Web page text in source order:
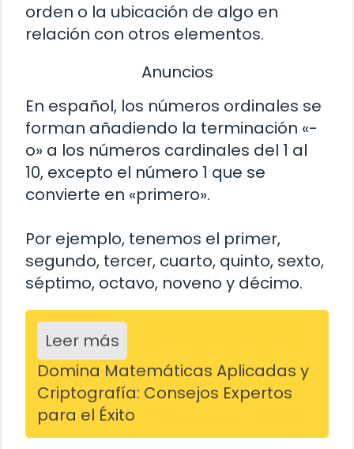
orden o la ubicación de algo en
relación con otros elementos.
Anuncios
En español, los números ordinales se
forman añadiendo la terminación «-
o» a los números cardinales del 1 al
10, excepto el número 1 que se
convierte en «primero».
Por ejemplo, tenemos el primer,
segundo, tercer, cuarto, quinto, sexto,
séptimo, octavo, noveno y décimo.
Leer más
Domina Matemáticas Aplicadas y
Criptografía: Consejos Expertos
para el Éxito